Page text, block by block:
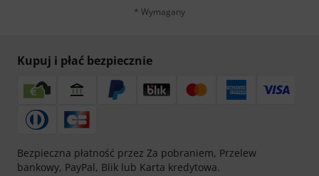
* Wymagany
Kupuj i płać bezpiecznie
Bezpieczna płatność przez Za pobraniem, Przelew
bankowy, PayPal, Blik lub Karta kredytowa.